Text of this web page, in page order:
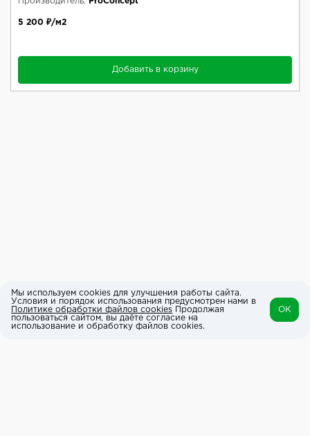
5 200 ₽/м2
Добавить в корзину
Мы используем cookies для улучшения работы сайта.
Условия и порядок использования предусмотрен нами в
Политике обработки файлов cookies Продолжая
пользоваться сайтом, вы даёте согласие на
использование и обработку файлов cookies.
OK